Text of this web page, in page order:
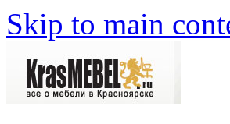
Skip to main